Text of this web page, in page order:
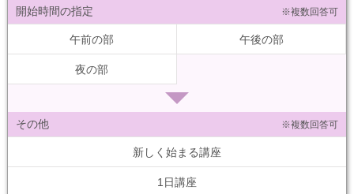
開始時間の指定 ※複数回答可
午前の部 午後の部
夜の部
その他 ※複数回答可
新しく始まる講座
1日講座